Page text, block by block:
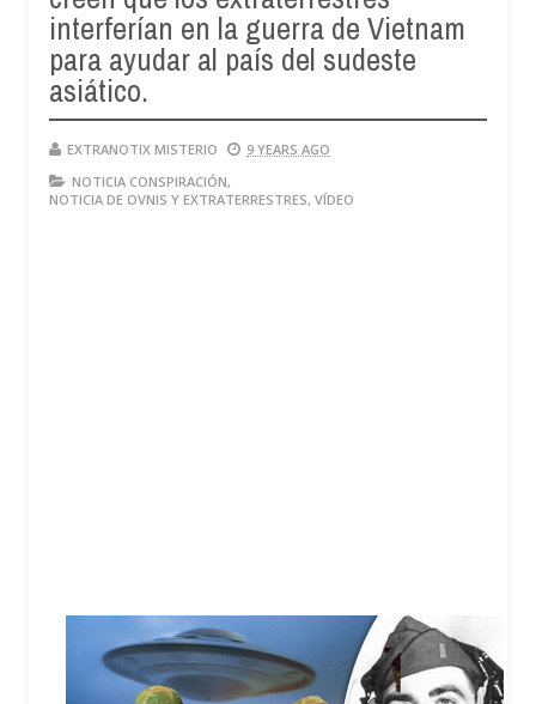
interferían en la guerra de Vietnam
para ayudar al país del sudeste
asiático.
EXTRANOTIX MISTERIO
9 YEARS AGO
NOTICIA CONSPIRACIÓN,
NOTICIA DE OVNIS Y EXTRATERRESTRES, VÍDEO